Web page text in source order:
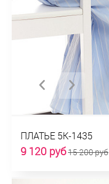
ПЛАТЬЕ 5К-1435
9 120 руб15 200 руб